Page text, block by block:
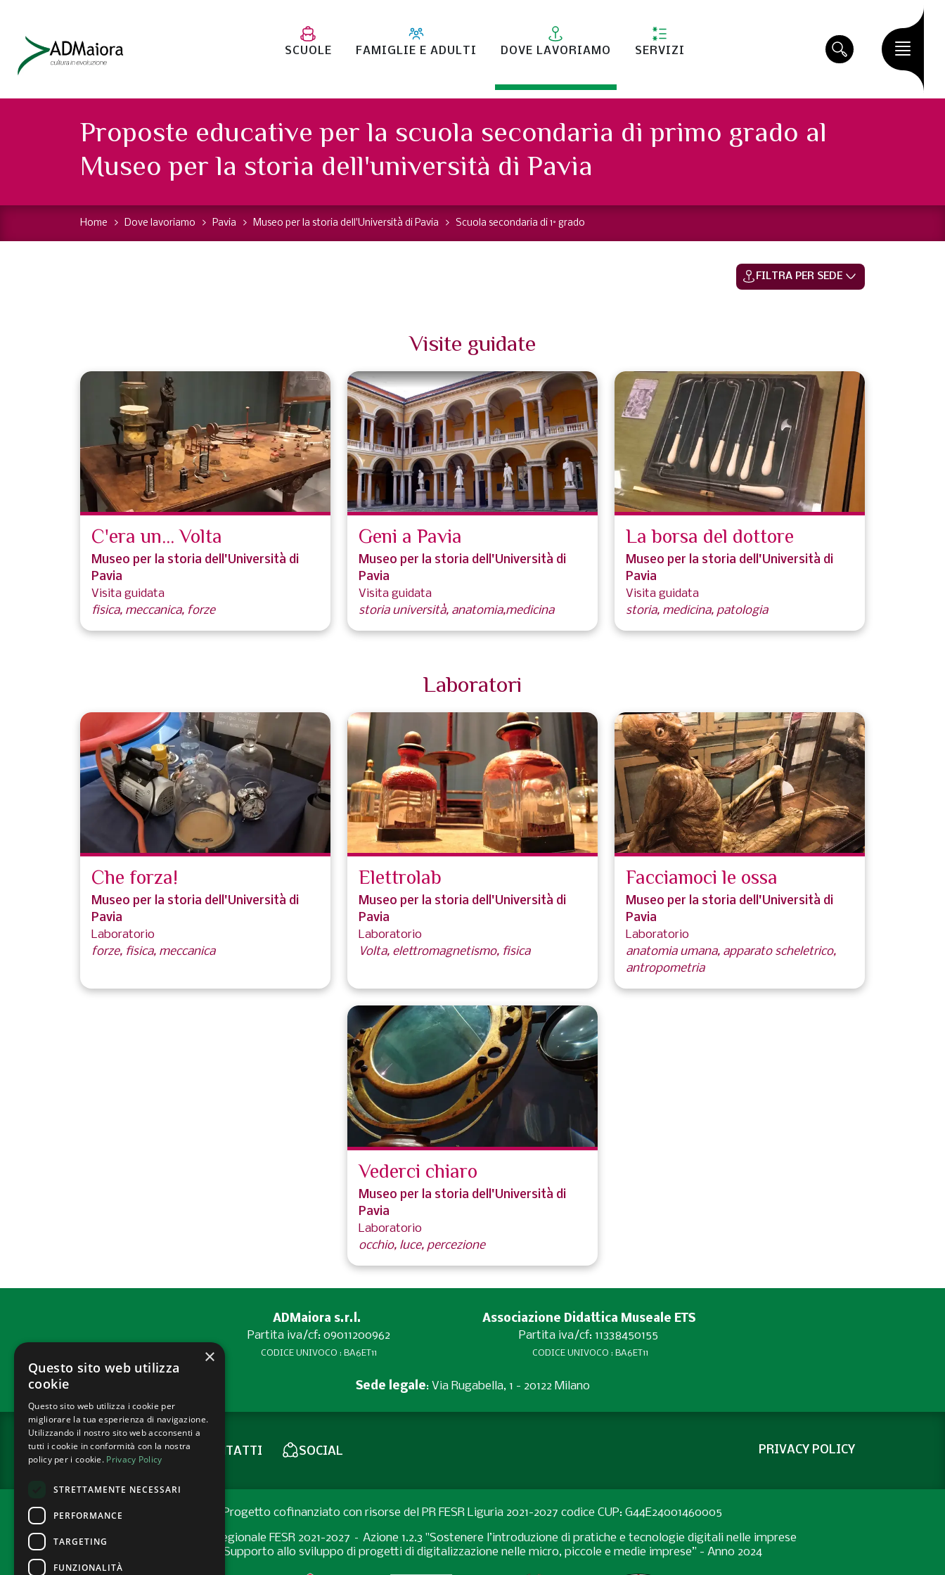
SCUOLE FAMIGLIE E ADULTI DOVE LAVORIAMO SERVIZI
Proposte educative per la scuola secondaria di primo grado al
Museo per la storia dell'università di Pavia
Home Dove lavoriamo Pavia Museo per la storia dell'Università di Pavia Scuola secondaria di 1° grado
FILTRA PER SEDE
Visite guidate
C'era un... Volta
Museo per la storia dell'Università di
Pavia
Visita guidata
fisica, meccanica, forze
Geni a Pavia
Museo per la storia dell'Università di
Pavia
Visita guidata
storia università, anatomia,medicina
La borsa del dottore
Museo per la storia dell'Università di
Pavia
Visita guidata
storia, medicina, patologia
Laboratori
Che forza!
Museo per la storia dell'Università di
Pavia
Laboratorio
forze, fisica, meccanica
Elettrolab
Museo per la storia dell'Università di
Pavia
Laboratorio
Volta, elettromagnetismo, fisica
Facciamoci le ossa
Museo per la storia dell'Università di
Pavia
Laboratorio
anatomia umana, apparato scheletrico,
antropometria
Vederci chiaro
Museo per la storia dell'Università di
Pavia
Laboratorio
occhio, luce, percezione
ADMaiora s.r.l.
Partita iva/cf: 09011200962
CODICE UNIVOCO : BA6ET11
Associazione Didattica Museale ETS
Partita iva/cf: 11338450155
CODICE UNIVOCO : BA6ET11
Sede legale: Via Rugabella, 1 - 20122 Milano
NEWSLETTER CONTATTI SOCIAL PRIVACY POLICY
Progetto cofinanziato con risorse del PR FESR Liguria 2021-2027 codice CUP: G44E24001460005
Programma Regionale FESR 2021-2027 – Azione 1.2.3 "Sostenere l’introduzione di pratiche e tecnologie digitali nelle imprese
Bando “Supporto allo sviluppo di progetti di digitalizzazione nelle micro, piccole e medie imprese” - Anno 2024
×
Questo sito web utilizza
cookie
Questo sito web utilizza i cookie per
migliorare la tua esperienza di navigazione.
Utilizzando il nostro sito web acconsenti a
tutti i cookie in conformità con la nostra
policy per i cookie. Privacy Policy
STRETTAMENTE NECESSARI
PERFORMANCE
TARGETING
FUNZIONALITÀ